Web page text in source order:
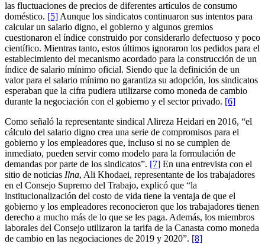
las fluctuaciones de precios de diferentes artículos de consumo
doméstico. [5] Aunque los sindicatos continuaron sus intentos para
calcular un salario digno, el gobierno y algunos gremios
cuestionaron el índice construido por considerarlo defectuoso y poco
científico. Mientras tanto, estos últimos ignoraron los pedidos para el
establecimiento del mecanismo acordado para la construcción de un
índice de salario mínimo oficial. Siendo que la definición de un
valor para el salario mínimo no garantiza su adopción, los sindicatos
esperaban que la cifra pudiera utilizarse como moneda de cambio
durante la negociación con el gobierno y el sector privado. [6]
Como señaló la representante sindical Alireza Heidari en 2016, “el
cálculo del salario digno crea una serie de compromisos para el
gobierno y los empleadores que, incluso si no se cumplen de
inmediato, pueden servir como modelo para la formulación de
demandas por parte de los sindicatos”. [7] En una entrevista con el
sitio de noticias Ilna, Ali Khodaei, representante de los trabajadores
en el Consejo Supremo del Trabajo, explicó que “la
institucionalización del costo de vida tiene la ventaja de que el
gobierno y los empleadores reconocieron que los trabajadores tienen
derecho a mucho más de lo que se les paga. Además, los miembros
laborales del Consejo utilizaron la tarifa de la Canasta como moneda
de cambio en las negociaciones de 2019 y 2020”. [8]